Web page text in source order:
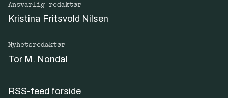
Ansvarlig redaktør
Kristina Fritsvold Nilsen
Nyhetsredaktør
Tor M. Nondal
RSS-feed forside